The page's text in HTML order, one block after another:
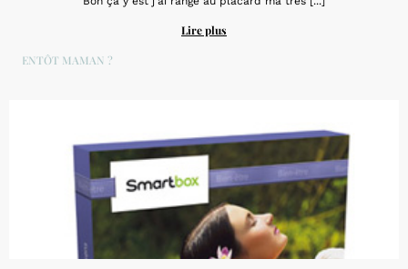
Lire plus
BIENTÔT MAMAN ?